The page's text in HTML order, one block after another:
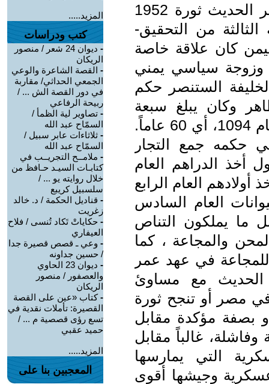
على الأرض هابيل" ويوازي في العصر الحديث ثورة 1952
من التحقيق-
كان علاقة خاصة
سياسي يمني
الستنصر حكم
الظاهر وكان يبلغ سبعة
أعوام، واستمر في حكم مصر حتى عام 1094، أي 60 عاماً.
حكمه جمع التجار
أخذ الدراهم العام
أولادهم العام الرابع
العام السادس
ما يملكون التناص
والمجاعة ، كما
في عهد عمر
الحديث مع مساوئ
مصر أو تنجح ثورة
بصفة مؤكدة مقابل
غالباً مقابل
التي يمارسها
وجيشها أقوى
المزيد.....
كتب ودراسات
-
ديوان 24 شعر / منصور
الريكان
- القصة الشاعرة والوعي
الجمعي الحداثي/ مقاربة
في دور القصة الش ... /
ربيحة الرفاعي
- تصاوير لية الظمأ /
السمّاح عبد الله
- ثلاثاءات عابر سبيل /
السمّاح عبد الله
- ملامــح التجريــب في
كتابـات السيـد حـافظ من
خلال روايته يو ... /
سلسبيل كريبع
- قناديل الحكمة / د. خالد
زغريت
- حكاياتْ تَكاد تُنسى / فلاح
العيفاري
- وعي ـ قصص قصيرة جدا
/ حسين جداونه
-
ديوان 23 الحاوي
والعصفور / منصور
الريكان
-كتاب «عين على القصة
القصيرة: تأملات نقدية في
تسع رؤى قصصية م ... /
حميد عقبي
المزيد.....
المعجبين بنا على